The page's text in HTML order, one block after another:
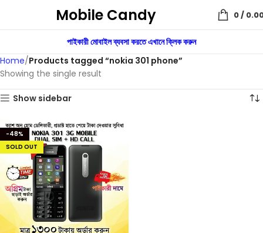
Mobile Candy 0/
পাইকারী মোবাইল ব্যবসা করতে এখানে ক্লিক করুন
Home Products tagged “nokia 301 phone”
Showing the single result
Show sidebar
-48%
SOLD OUT